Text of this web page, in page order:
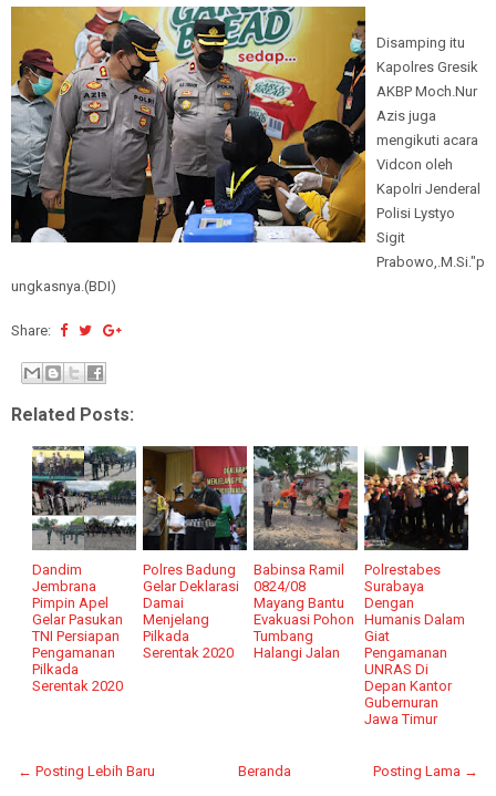
Disamping itu
Kapolres Gresik
AKBP Moch.Nur
Azis juga
mengikuti acara
Vidcon oleh
Kapolri Jenderal
Polisi Lystyo
Sigit
Prabowo,.M.Si."p
ungkasnya.(BDI)
Share:
Related Posts:
Dandim
Jembrana
Pimpin Apel
Gelar Pasukan
TNI Persiapan
Pengamanan
Pilkada
Serentak 2020
Polres Badung
Gelar Deklarasi
Damai
Menjelang
Pilkada
Serentak 2020
Babinsa Ramil
0824/08
Mayang Bantu
Evakuasi Pohon
Tumbang
Halangi Jalan
Polrestabes
Surabaya
Dengan
Humanis Dalam
Giat
Pengamanan
UNRAS Di
Depan Kantor
Gubernuran
Jawa Timur
← Posting Lebih Baru Posting Lama →
Beranda